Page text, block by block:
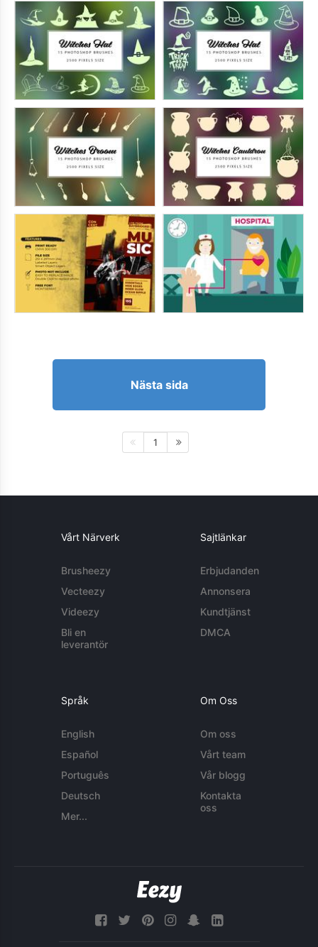
Nästa sida
1
Vårt Närverk
Brusheezy
Vecteezy
Videezy
Bli en
leverantör
Sajtlänkar
Erbjudanden
Annonsera
Kundtjänst
DMCA
Språk
English
Español
Português
Deutsch
Mer...
Om Oss
Om oss
Vårt team
Vår blogg
Kontakta
oss